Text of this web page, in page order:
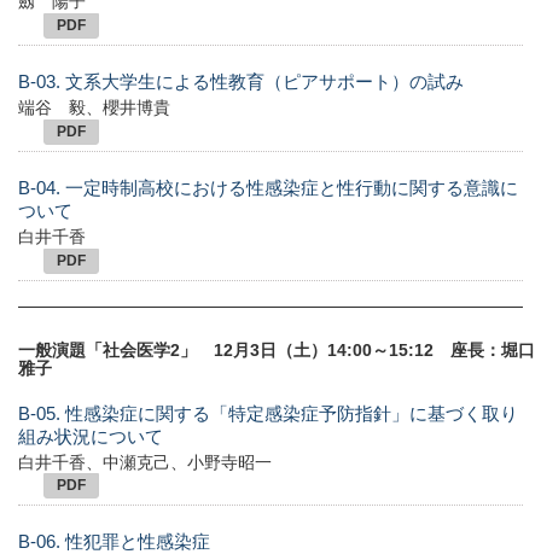
PDF
B-03. 文系大学生による性教育（ピアサポート）の試み
端谷 毅、櫻井博貴
PDF
B-04. 一定時制高校における性感染症と性行動に関する意識に
ついて
白井千香
PDF
一般演題「社会医学2」 12月3日（土）14:00～15:12 座長：堀口
雅子
B-05. 性感染症に関する「特定感染症予防指針」に基づく取り
組み状況について
白井千香、中瀬克己、小野寺昭一
PDF
B-06. 性犯罪と性感染症